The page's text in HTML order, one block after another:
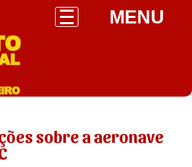
MENU
sobre a aeronave